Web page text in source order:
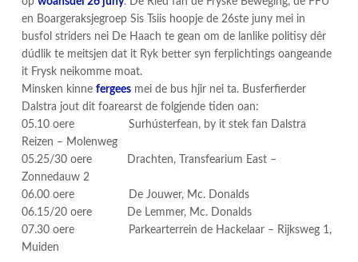
en Boargeraksjegroep Sis Tsiis hoopje de 26ste juny mei in
busfol striders nei De Haach te gean om de lanlike politisy dêr
dúdlik te meitsjen dat it Ryk better syn ferplichtings oangeande
it Frysk neikomme moat.
Minsken kinne fergees mei de bus hjir nei ta. Busferfierder
Dalstra jout dit foarearst de folgjende tiden oan:
05.10 oere Surhústerfean, by it stek fan Dalstra
Reizen – Molenweg
05.25/30 oere Drachten, Transfearium East –
Zonnedauw 2
06.00 oere De Jouwer, Mc. Donalds
06.15/20 oere De Lemmer, Mc. Donalds
07.30 oere Parkearterrein de Hackelaar – Rijksweg 1,
Muiden